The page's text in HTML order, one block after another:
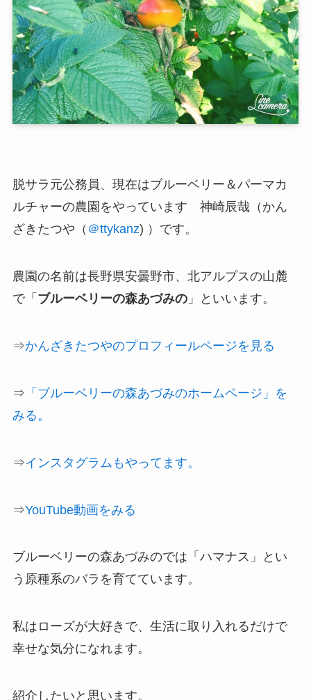
脱サラ元公務員、現在はブルーベリー＆パーマカ
ルチャーの農園 をやっています 神崎辰哉（かん
ざきたつや（ ＠ttykanz) ）です。
農園の名前は長野県安曇野市、北アルプスの山麓
で「 ブルーベリーの森あづみの」といいます。
⇒かんざきたつやのプロフィールページを見る
⇒ 「ブルーベリーの森あづみのホームページ」を
みる。
⇒インスタグラムもやってます。
⇒YouTube動画をみる
ブルーベリーの森あづみのでは「ハマナス」とい
う原種系のバラを育てています。
私はローズが大好きで、生活に取り入れるだけで
幸せな気分になれます。
紹介したいと思います。